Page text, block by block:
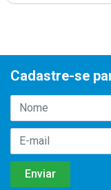
Cadastre-se